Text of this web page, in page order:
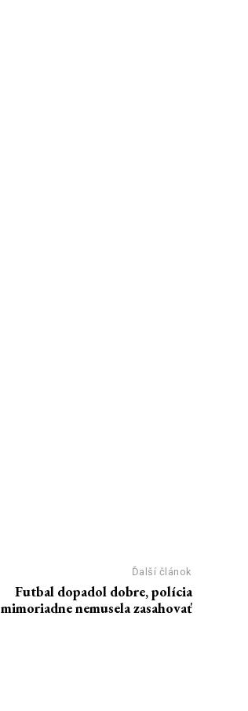
Ďalší článok
Futbal dopadol dobre, polícia
mimoriadne nemusela zasahovať